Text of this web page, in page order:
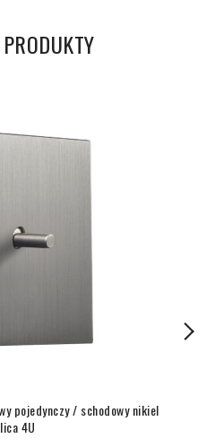
pojedynczy / schodowy nikiel
4U